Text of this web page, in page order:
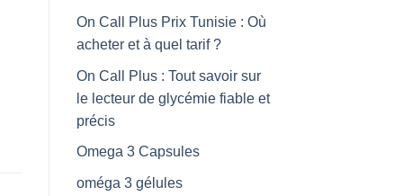
On Call Plus Prix Tunisie : Où
acheter et à quel tarif ?
On Call Plus : Tout savoir sur
le lecteur de glycémie fiable et
précis
Omega 3 Capsules
oméga 3 gélules